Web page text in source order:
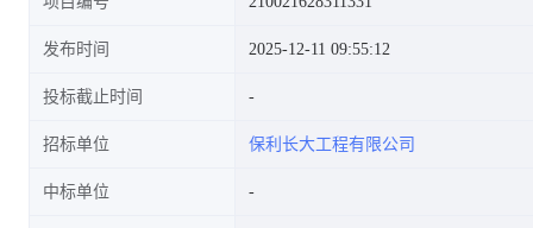
发布时间 2025-12-11 09:55:12
投标截止时间
招标单位 保利长大工程有限公司
中标单位